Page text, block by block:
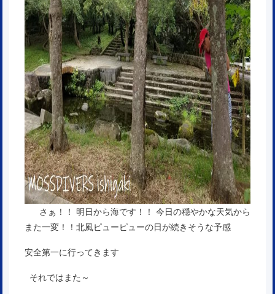
さぁ！！ 明日から海です！！ 今日の穏やかな天気から
また一変！！北風ピューピューの日が続きそうな予感
安全第一に行ってきます
それではまた～